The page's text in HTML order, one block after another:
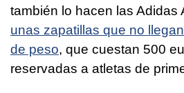
también lo hacen las Adidas
unas zapatillas que no
de peso, que cuestan 500
reservadas a atletas de